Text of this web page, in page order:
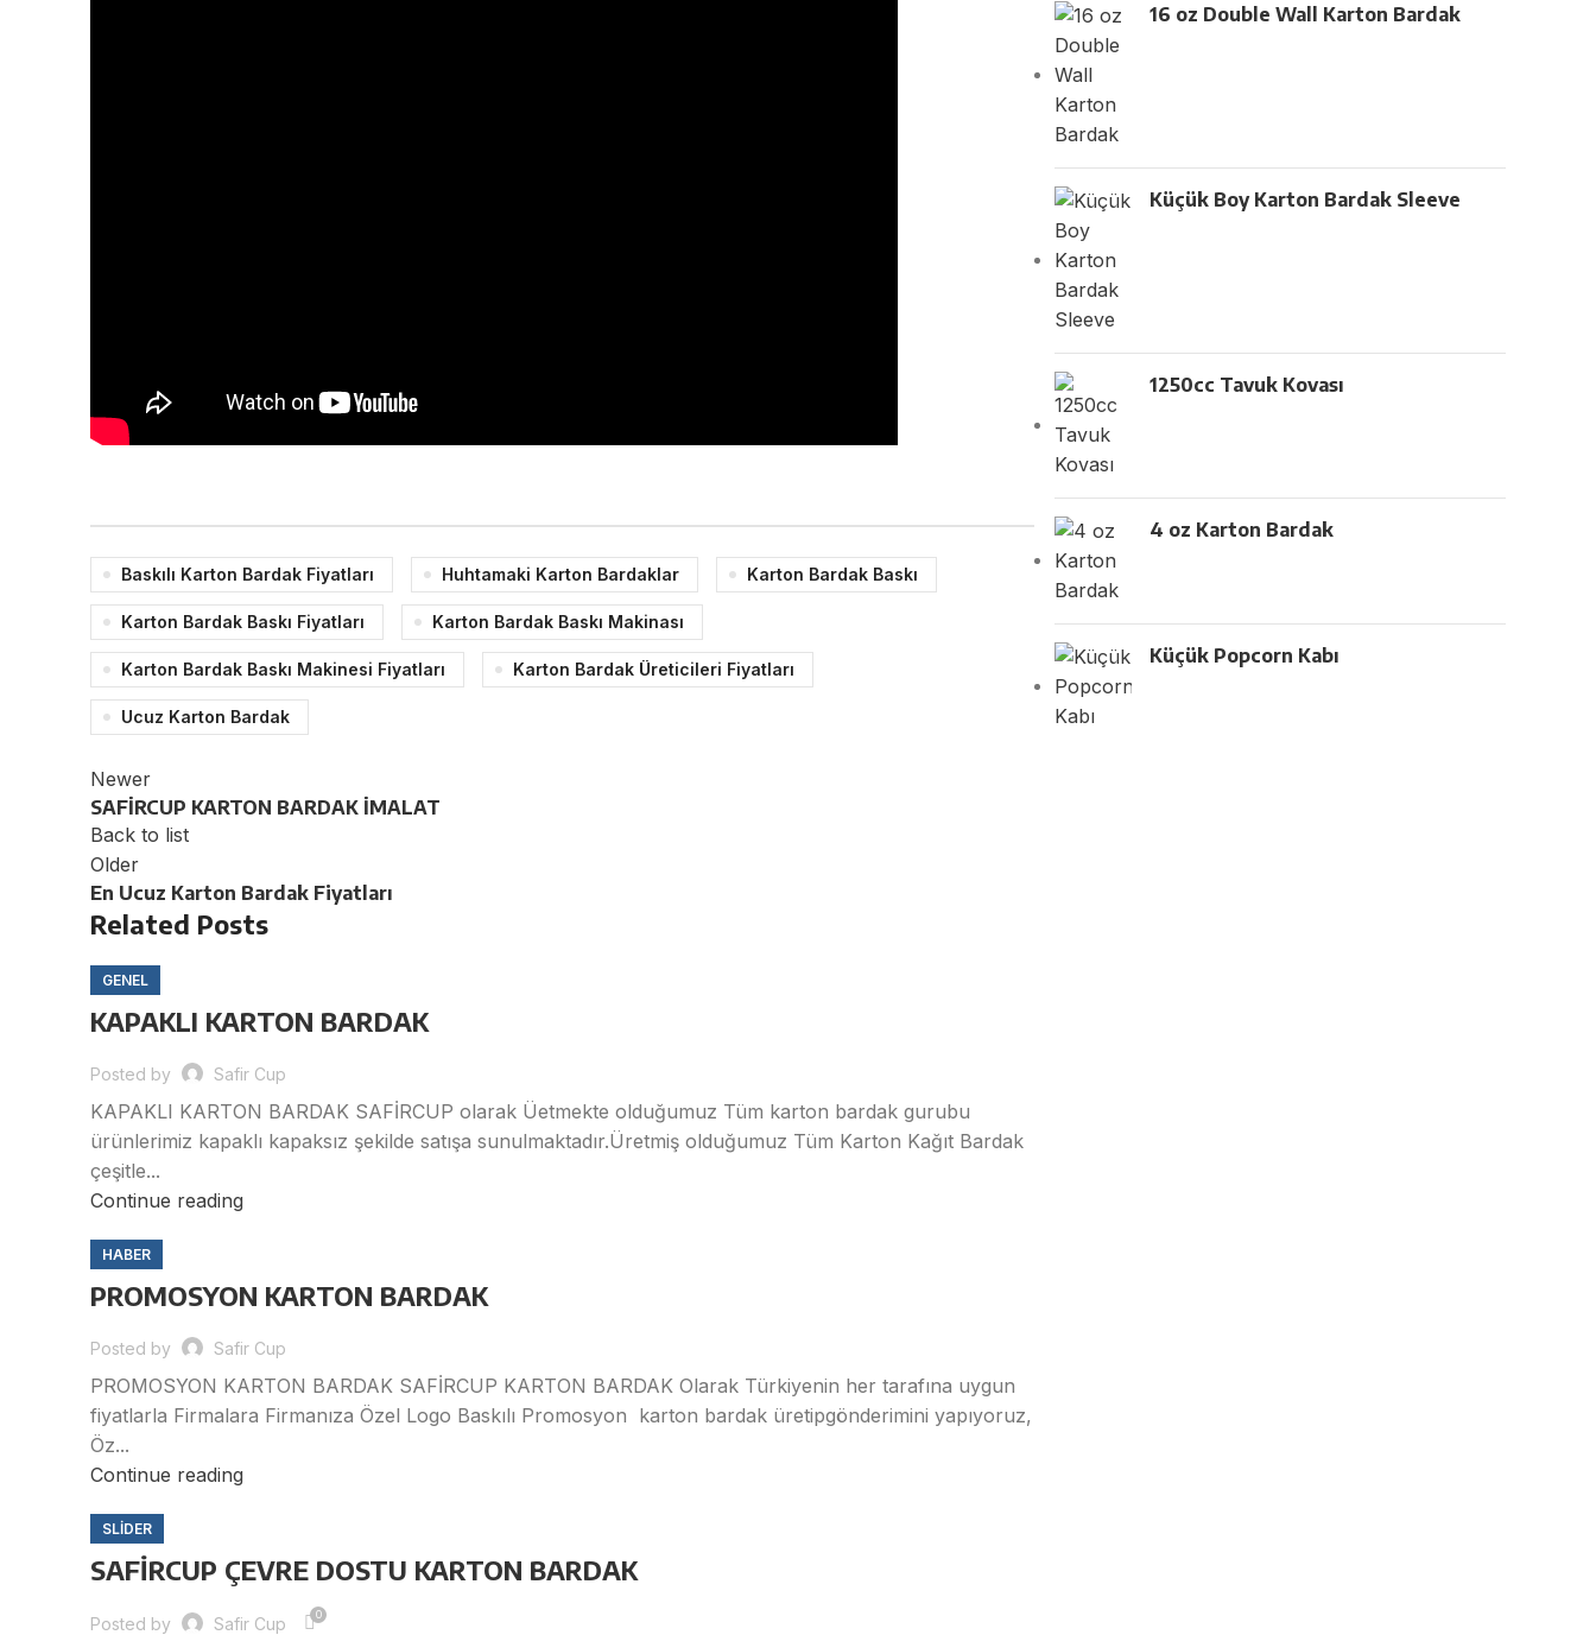
Baskılı Karton Bardak Fiyatları Huhtamaki Karton Bardaklar Karton Bardak Baskı
Karton Bardak Baskı Fiyatları Karton Bardak Baskı Makinası
Karton Bardak Baskı Makinesi Fiyatları Karton Bardak Üreticileri Fiyatları
Ucuz Karton Bardak
Newer
SAFİRCUP KARTON BARDAK İMALAT
Back to list
Older
En Ucuz Karton Bardak Fiyatları
Related Posts
GENEL
KAPAKLI KARTON BARDAK
Posted by Safir Cup
KAPAKLI KARTON BARDAK SAFİRCUP olarak Üetmekte olduğumuz Tüm karton bardak gurubu
ürünlerimiz kapaklı kapaksız şekilde satışa sunulmaktadır.Üretmiş olduğumuz Tüm Karton Kağıt Bardak
çeşitle...
Continue reading
HABER
PROMOSYON KARTON BARDAK
Posted by Safir Cup
PROMOSYON KARTON BARDAK SAFİRCUP KARTON BARDAK Olarak Türkiyenin her tarafına uygun
fiyatlarla Firmalara Firmanıza Özel Logo Baskılı Promosyon karton bardak üretipgönderimini yapıyoruz,
Öz...
Continue reading
SLIDER
SAFİRCUP ÇEVRE DOSTU KARTON BARDAK
Posted by Safir Cup 0
16 oz Double Wall Karton Bardak
Küçük Boy Karton Bardak Sleeve
1250cc Tavuk Kovası
4 oz Karton Bardak
Küçük Popcorn Kabı